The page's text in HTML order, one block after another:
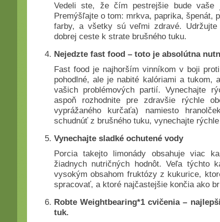
Vedeli ste, že čím pestrejšie bude vaše
Premýšľajte o tom: mrkva, paprika, špenát,
farby, a všetky sú veľmi zdravé.
dobrej ceste k strate brušného tuku.
Nejedzte fast food – toto je absolútna
Fast food je najhorším vinníkom v boji
pohodlné, ale je nabité kalóriami a tukom,
vašich problémových partií. Vynechajte
aspoň rozhodnite pre zdravšie rýchle
vyprážaného kurčaťa) namiesto
schudnúť z brušného tuku, vynechajte
Vynechajte sladké ochutené vody
Porcia takejto limonády obsahuje viac
žiadnych nutričných hodnôt. Veľa týchto
vysokým obsahom fruktózy z kukurice,
spracovať, a ktoré najčastejšie končia ako
Robte Weightbearing*1 cvičenia –
tuk.